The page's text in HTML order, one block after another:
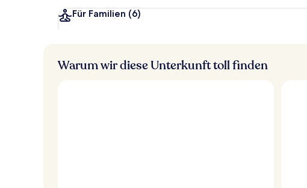
Für Familien (6)
Warum wir diese Unterkunft toll finden